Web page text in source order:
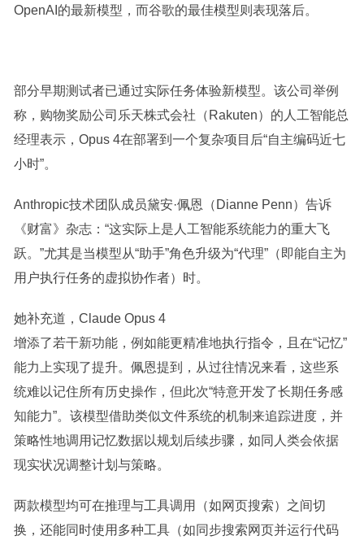
OpenAI的最新模型，而谷歌的最佳模型则表现落后。
部分早期测试者已通过实际任务体验新模型。该公司举例
称，购物奖励公司乐天株式会社（Rakuten）的人工智能总
经理表示，Opus 4在部署到一个复杂项目后“自主编码近七
小时”。
Anthropic技术团队成员黛安·佩恩（Dianne Penn）告诉
《财富》杂志：“这实际上是人工智能系统能力的重大飞
跃。”尤其是当模型从“助手”角色升级为“代理”（即能自主为
用户执行任务的虚拟协作者）时。
她补充道，Claude Opus 4
增添了若干新功能，例如能更精准地执行指令，且在“记忆”
能力上实现了提升。佩恩提到，从过往情况来看，这些系
统难以记住所有历史操作，但此次“特意开发了长期任务感
知能力”。该模型借助类似文件系统的机制来追踪进度，并
策略性地调用记忆数据以规划后续步骤，如同人类会依据
现实状况调整计划与策略。
两款模型均可在推理与工具调用（如网页搜索）之间切
换，还能同时使用多种工具（如同步搜索网页并运行代码